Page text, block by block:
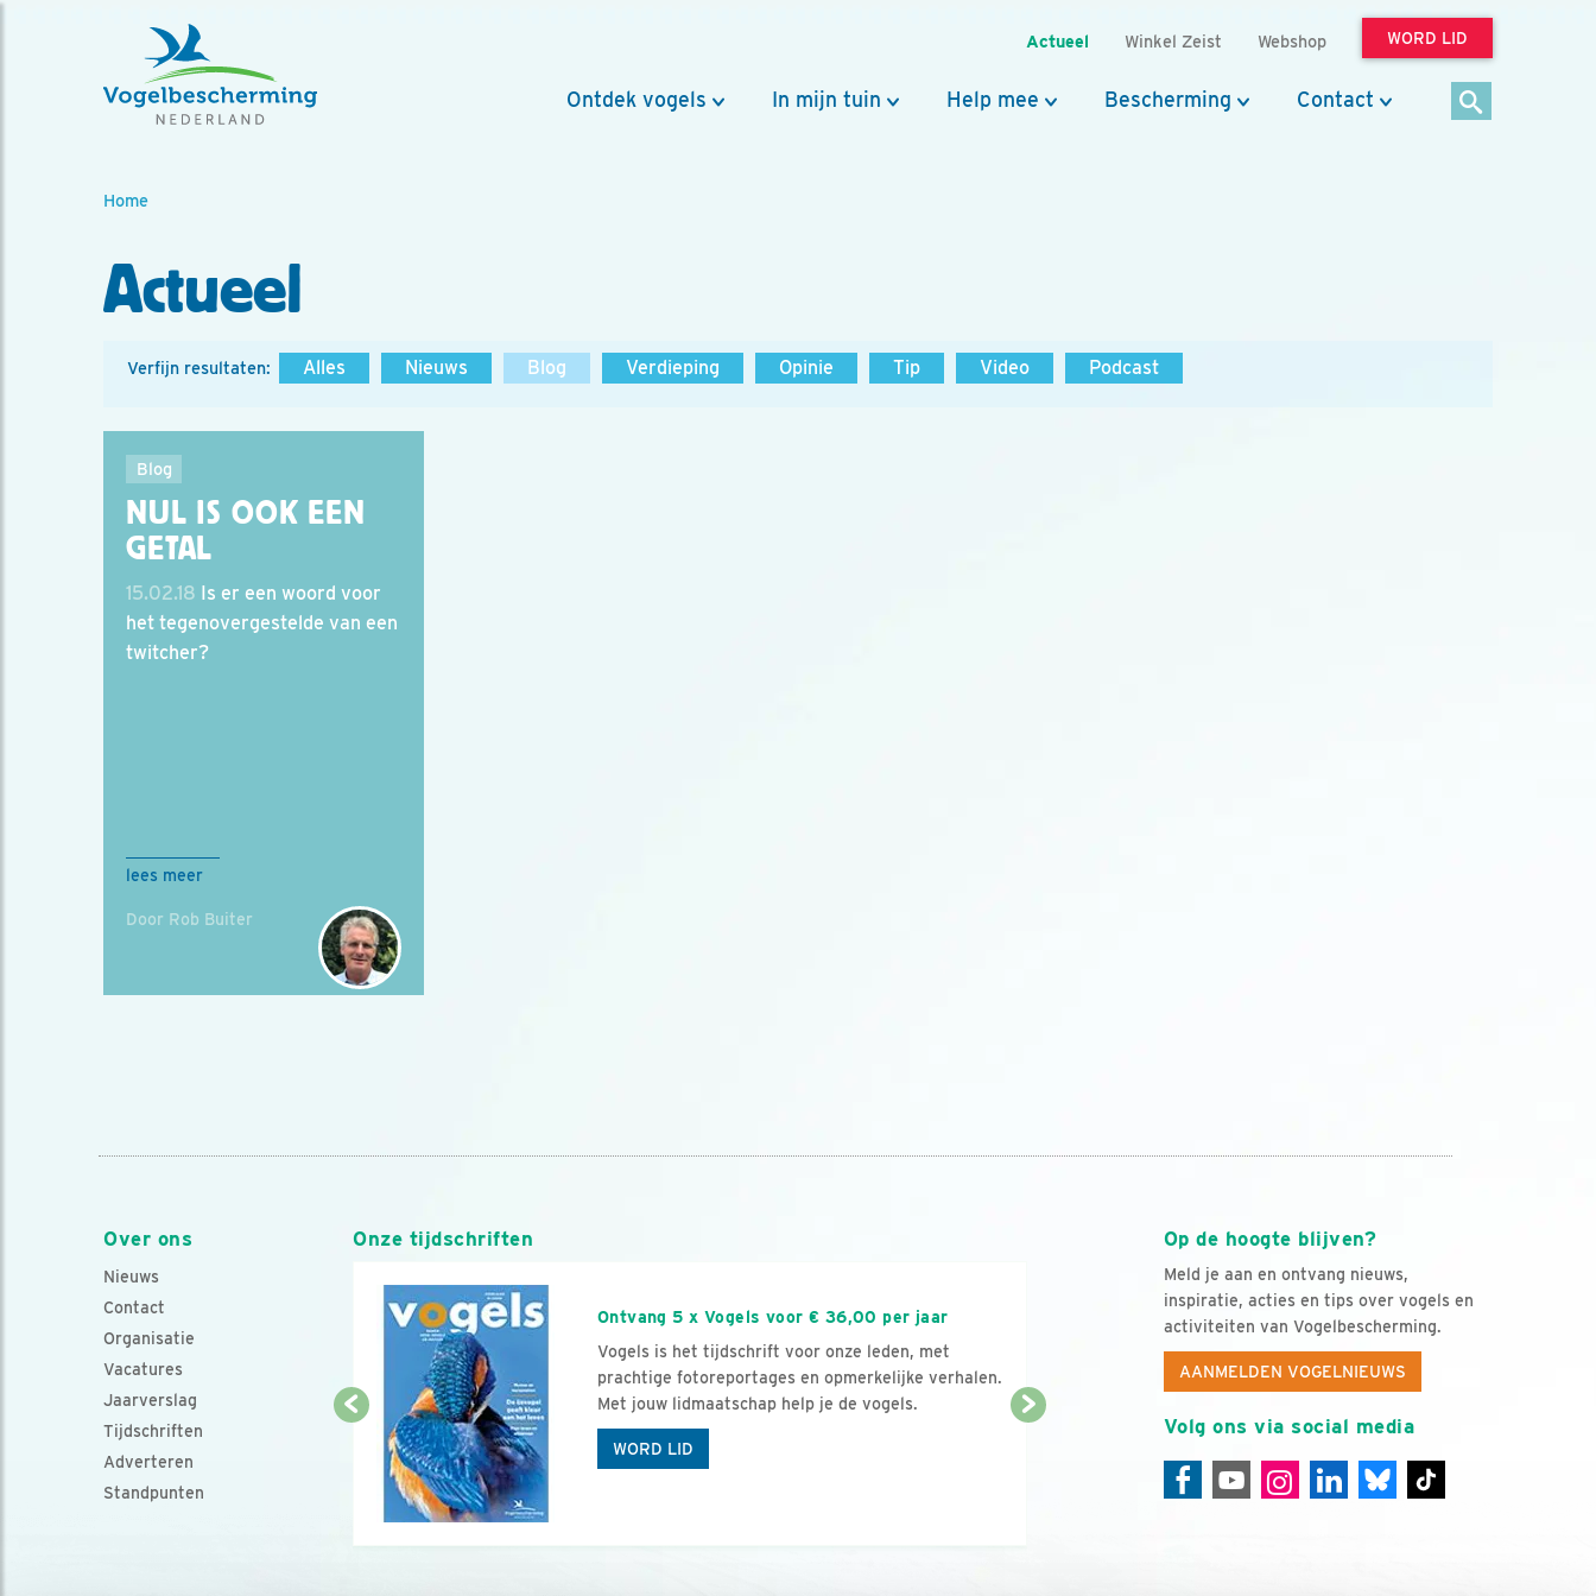
Actueel Winkel Zeist Webshop WORD LID
Ontdek vogels In mijn tuin Help mee Bescherming Contact
Home
Actueel
Verfijn resultaten: Alles Nieuws Blog Verdieping Opinie Tip Video Podcast
Blog
NUL IS OOK EEN
GETAL
15.02.18 Is er een woord voor
het tegenovergestelde van een
twitcher?
lees meer
Door Rob Buiter
Over ons
Nieuws
Contact
Organisatie
Vacatures
Jaarverslag
Tijdschriften
Adverteren
Standpunten
Op de hoogte blijven?
Meld je aan en ontvang nieuws,
inspiratie, acties en tips over vogels en
activiteiten van Vogelbescherming.
AANMELDEN VOGELNIEUWS
Volg ons via social media
Onze tijdschriften
Ontvang 5 x Vogels voor € 36,00 per jaar
Vogels is het tijdschrift voor onze leden, met
prachtige fotoreportages en opmerkelijke verhalen.
Met jouw lidmaatschap help je de vogels.
WORD LID